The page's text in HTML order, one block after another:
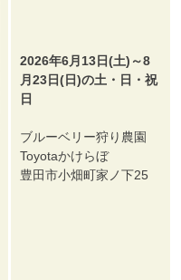
2026年6月13日(土)～8
月23日(日)の土・日・祝
日
ブルーベリー狩り農園
Toyotaかけらぼ
豊田市小畑町家ノ下25